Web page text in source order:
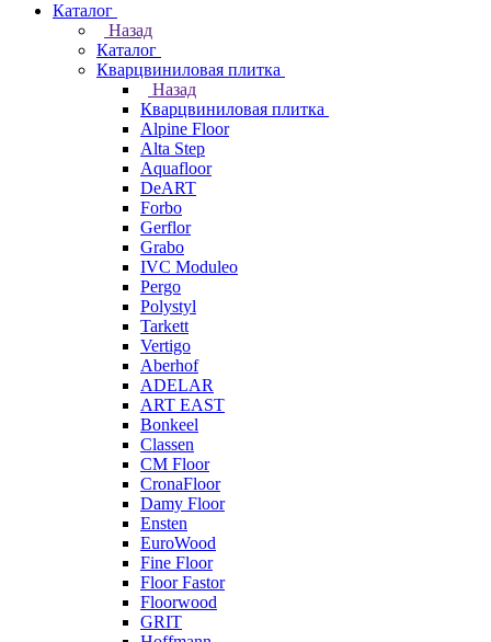
Каталог
Назад
Каталог
Кварцвиниловая плитка
Назад
Кварцвиниловая плитка
Alpine Floor
Alta Step
Aquafloor
DeART
Forbo
Gerflor
Grabo
IVC Moduleo
Pergo
Polystyl
Tarkett
Vertigo
Aberhof
ADELAR
ART EAST
Bonkeel
Classen
CM Floor
CronaFloor
Damy Floor
Ensten
EuroWood
Fine Floor
Floor Fastor
Floorwood
GRIT